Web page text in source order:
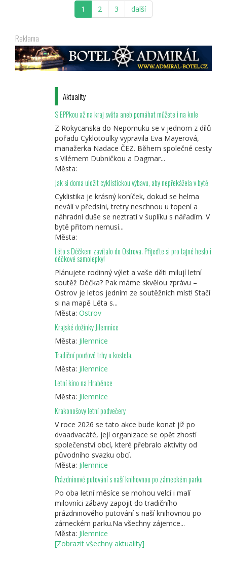
zastávka
na
cyklovýletě
1 2 3 další
Reklama
Aktuality
S EPPkou až na kraj světa aneb pomáhat můžete i na kole
Z Rokycanska do Nepomuku se v jednom z dílů
pořadu Cyklotoulky vypravila Eva Mayerová,
manažerka Nadace ČEZ. Během společné cesty
s Vilémem Dubničkou a Dagmar...
Města:
Jak si doma uložit cyklistickou výbavu, aby nepřekážela v bytě
Cyklistika je krásný koníček, dokud se helma
neválí v předsíni, tretry neschnou u topení a
náhradní duše se neztratí v šuplíku s nářadím. V
bytě přitom nemusí...
Města:
Léto s Déčkem zavítalo do Ostrova. Přijeďte si pro tajné heslo i
déčkové samolepky!
Plánujete rodinný výlet a vaše děti milují letní
soutěž Déčka? Pak máme skvělou zprávu –
Ostrov je letos jedním ze soutěžních míst! Stačí
si na mapě Léta s...
Města: Ostrov
Krajské dožínky Jilemnice
Města: Jilemnice
Tradiční pouťové trhy u kostela.
Města: Jilemnice
Letní kino na Hraběnce
Města: Jilemnice
Krakonošovy letní podvečery
V roce 2026 se tato akce bude konat již po
dvaadvacáté, její organizace se opět zhostí
společenství obcí, které přebralo aktivity od
původního svazku obcí.
Města: Jilemnice
Prázdninové putování s naší knihovnou po zámeckém parku
Po oba letní měsíce se mohou velcí i malí
milovníci zábavy zapojit do tradičního
prázdninového putování s naší knihovnou po
zámeckém parku.Na všechny zájemce...
Města: Jilemnice
[Zobrazit všechny aktuality]